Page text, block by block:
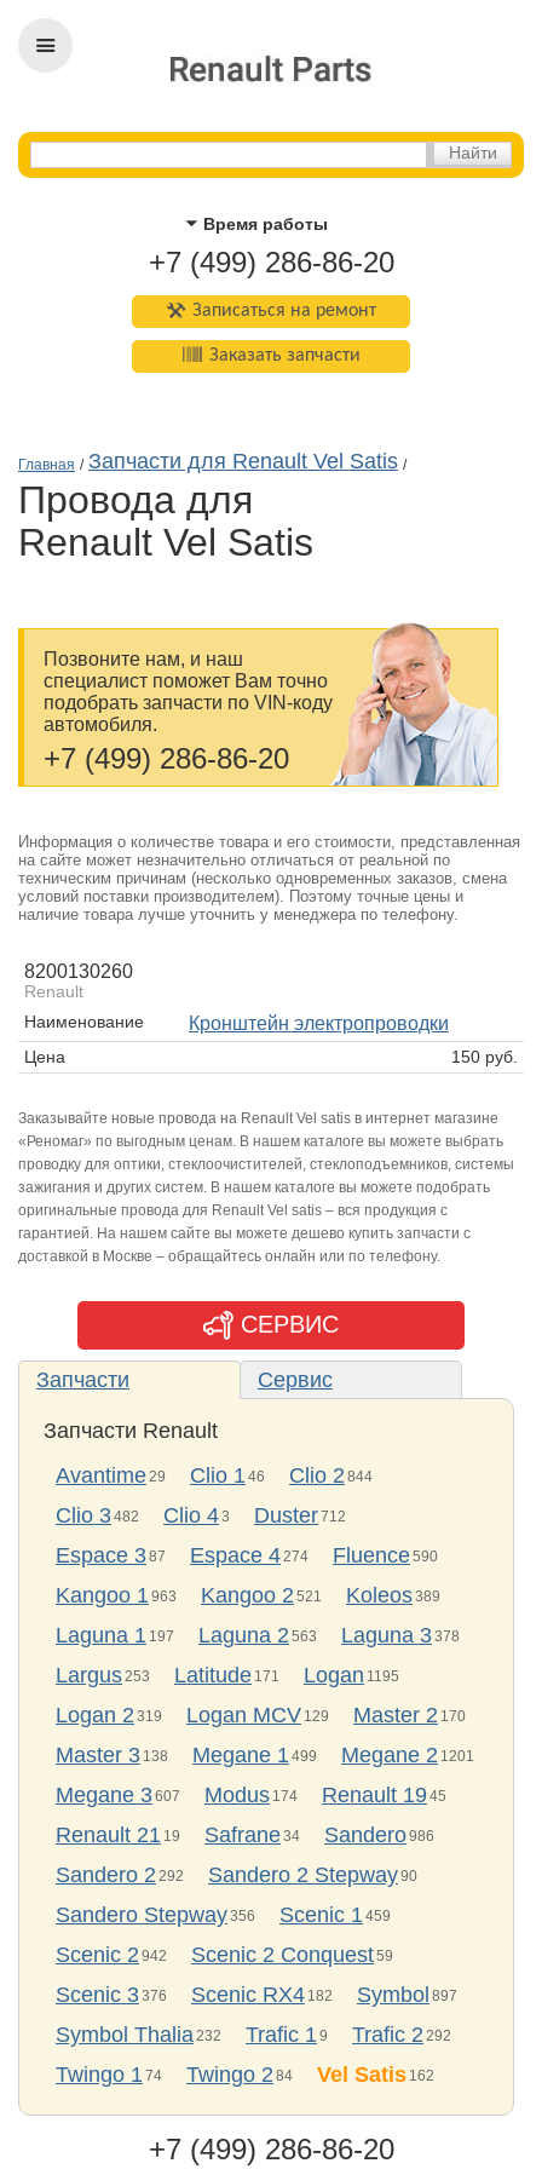
Время работы
+7 (499) 286-86-20
Записаться на ремонт
Заказать запчасти
Главная / Запчасти для Renault Vel Satis /
Провода для
Renault Vel Satis
Позвоните нам, и наш
специалист поможет Вам точно
подобрать запчасти по VIN-коду
автомобиля.
+7 (499) 286-86-20
Информация о количестве товара и его стоимости, представленная
на сайте может незначительно отличаться от реальной по
техническим причинам (несколько одновременных заказов, смена
условий поставки производителем). Поэтому точные цены и
наличие товара лучше уточнить у менеджера по телефону.
8200130260
Renault
Наименование
Кронштейн электропроводки
Цена 150 руб.
Заказывайте новые провода на Renault Vel satis в интернет магазине
«Реномаг» по выгодным ценам. В нашем каталоге вы можете выбрать
проводку для оптики, стеклоочистителей, стеклоподъемников, системы
зажигания и других систем. В нашем каталоге вы можете подобрать
оригинальные провода для Renault Vel satis – вся продукция с
гарантией. На нашем сайте вы можете дешево купить запчасти с
доставкой в Москве – обращайтесь онлайн или по телефону.
СЕРВИС
Запчасти Сервис
Запчасти Renault
Avantime 29 Clio 146 Clio 2 844
Clio 3482 Clio 43 Duster712
Espace 387 Espace 4 274 Fluence590
Kangoo 1963 Kangoo 2 521 Koleos389
Laguna 1 197 Laguna 2 563 Laguna 3378
Largus 253 Latitude 171 Logan 1195
Logan 2 319 Logan MCV 129 Master 2 170
Master 3 138 Megane 1499 Megane 2 1201
Megane 3607 Modus 174 Renault 1945
Renault 21 19 Safrane34 Sandero986
Sandero 2 292 Sandero 2 Stepway90
Sandero Stepway356 Scenic 1459
Scenic 2 942 Scenic 2 Conquest59
Scenic 3376 Scenic RX4 182 Symbol 897
Symbol Thalia 232 Trafic 19 Trafic 2 292
Twingo 174 Twingo 2 84 Vel Satis 162
+7 (499) 286-86-20